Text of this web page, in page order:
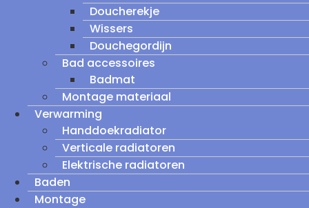
Doucherekje
Wissers
Douchegordijn
Bad accessoires
Badmat
Montage materiaal
Verwarming
Handdoekradiator
Verticale radiatoren
Elektrische radiatoren
Baden
Montage